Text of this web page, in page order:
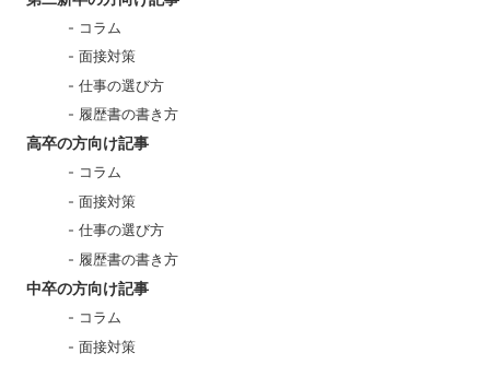
コラム
面接対策
仕事の選び方
履歴書の書き方
高卒の方向け記事
コラム
面接対策
仕事の選び方
履歴書の書き方
中卒の方向け記事
コラム
面接対策